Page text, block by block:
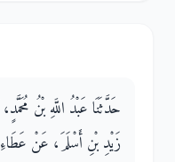
حَدَّثَنَا عَبْدُ اللَّهِ بْنُ
زَيْدِ بْنِ أَسْلَمَ، عَنْ